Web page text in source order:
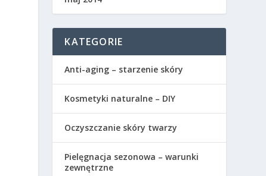
KATEGORIE
Anti-aging – starzenie skóry
Kosmetyki naturalne – DIY
Oczyszczanie skóry twarzy
Pielęgnacja sezonowa – warunki
zewnętrzne